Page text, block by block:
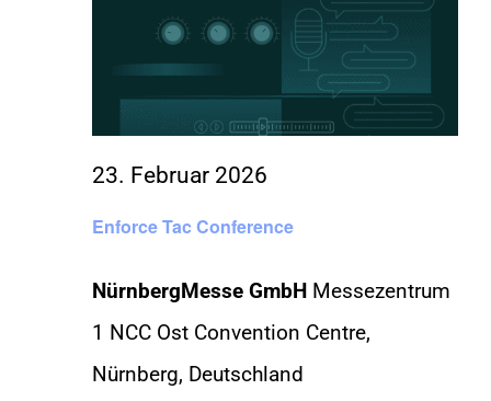
Enforce Tac Conference
23. Februar 2026
NürnbergMesse GmbH Messezentrum
1 NCC Ost Convention Centre,
Nürnberg, Deutschland